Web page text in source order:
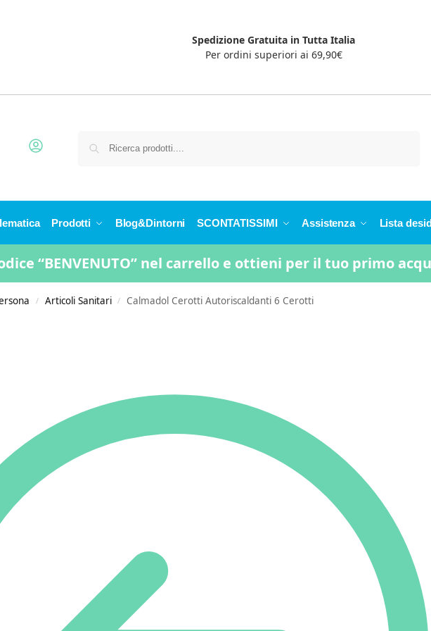
Spedizione Gratuita in Tutta Italia
Per ordini superiori ai 69,90€
Prodotti Blog&Dintorni SCONTATISSIMI Assistenza Lista
“BENVENUTO” nel carrello e ottieni per il tuo primo
/ Articoli Sanitari / Calmadol Cerotti Autoriscaldanti 6 Cerotti